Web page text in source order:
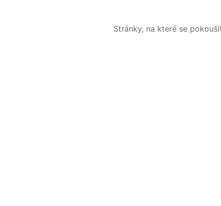
Stránky, na které se